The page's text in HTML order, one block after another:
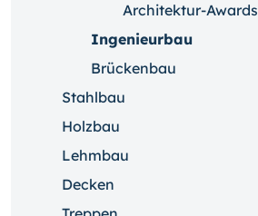
Architektur-Awards
Ingenieurbau
Brückenbau
Stahlbau
Holzbau
Lehmbau
Decken